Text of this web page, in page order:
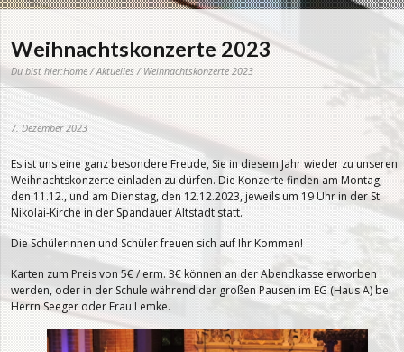
Weihnachtskonzerte 2023
Du bist hier:Home/Aktuelles/ Weihnachtskonzerte 2023
7. Dezember 2023
Es ist uns eine ganz besondere Freude, Sie in diesem Jahr wieder zu unseren
Weihnachtskonzerte einladen zu dürfen. Die Konzerte finden am Montag,
den 11.12., und am Dienstag, den 12.12.2023, jeweils um 19 Uhr in der St.
Nikolai-Kirche in der Spandauer Altstadt statt.
Die Schülerinnen und Schüler freuen sich auf Ihr Kommen!
Karten zum Preis von 5€ / erm. 3€ können an der Abendkasse erworben
werden, oder in der Schule während der großen Pausen im EG (Haus A) bei
Herrn Seeger oder Frau Lemke.